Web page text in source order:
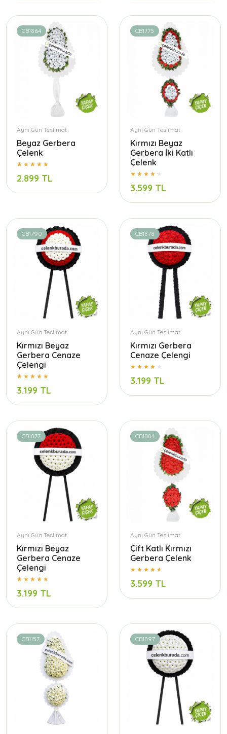
CB1864
Aynı Gün Teslimat
Beyaz Gerbera
Çelenk
2.899 TL
CB1775
Aynı Gün Teslimat
Kırmızı Beyaz
Gerbera İki Katlı
Çelenk
3.599 TL
CB1790
Aynı Gün Teslimat
Kırmızı Beyaz
Gerbera Cenaze
Çelengi
3.199 TL
CB1878
Aynı Gün Teslimat
Kırmızı Gerbera
Cenaze Çelengi
3.199 TL
CB1877
Aynı Gün Teslimat
Kırmızı Beyaz
Gerbera Cenaze
Çelengi
3.199 TL
CB1884
Aynı Gün Teslimat
Çift Katlı Kırmızı
Gerbera Çelenk
3.599 TL
CB1157 CB1897